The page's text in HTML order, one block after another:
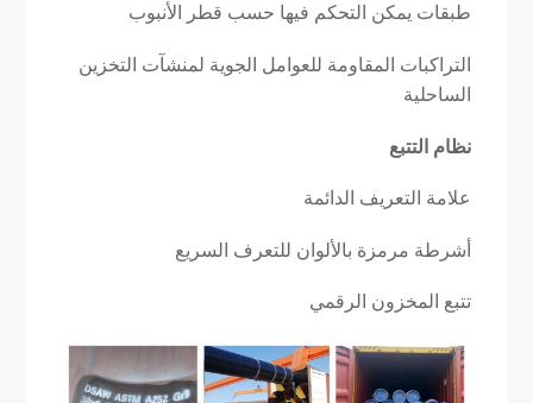
طبقات يمكن التحكم فيها حسب قطر الأنبوب
التراكبات المقاومة للعوامل الجوية لمنشآت التخزين
الساحلية
نظام التتبع
علامة التعريف الدائمة
أشرطة مرمزة بالألوان للتعرف السريع
تتبع المخزون الرقمي